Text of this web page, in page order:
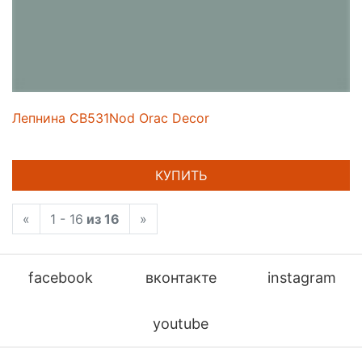
Лепнина CB531Nod Orac Decor
КУПИТЬ
« 1 - 16 из 16 »
facebook вконтакте instagram
youtube